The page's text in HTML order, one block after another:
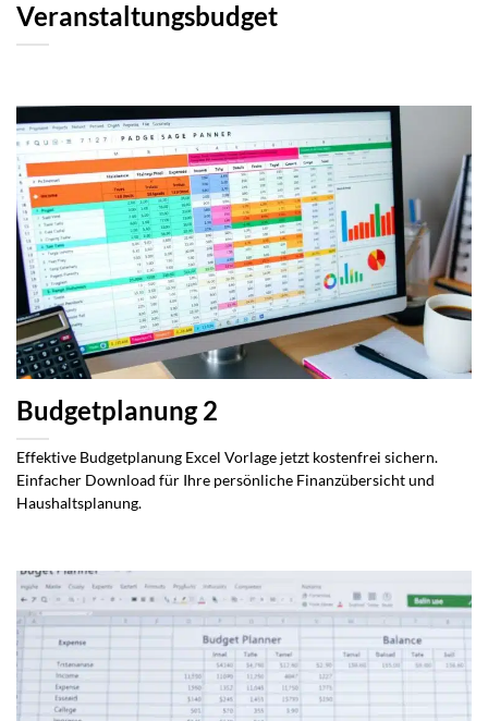
Veranstaltungsbudget
Budgetplanung 2
Effektive Budgetplanung Excel Vorlage jetzt kostenfrei sichern.
Einfacher Download für Ihre persönliche Finanzübersicht und
Haushaltsplanung.